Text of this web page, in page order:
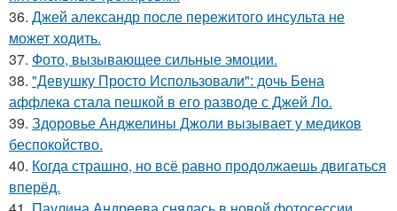
36. Джей александр после пережитого инсульта не
может ходить.
37. Фото, вызывающее сильные эмоции.
38. "Девушку Просто Использовали": дочь Бена
аффлека стала пешкой в его разводе с Джей Ло.
39. Здоровье Анджелины Джоли вызывает у медиков
беспокойство.
40. Когда страшно, но всё равно продолжаешь двигаться
вперёд.